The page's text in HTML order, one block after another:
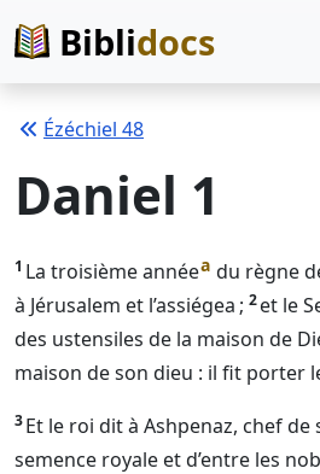
Biblidocs
Ézéchiel 48
Daniel 1
1 La troisième annéea du règne
à Jérusalem et l’assiégea ; 2et le
des ustensiles de la maison de
maison de son dieu : il fit porter
3Et le roi dit à Ashpenaz, chef de
semence royale et d’entre les